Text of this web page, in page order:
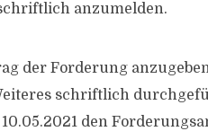
anzumelden.
der Forderung
schriftlich
den